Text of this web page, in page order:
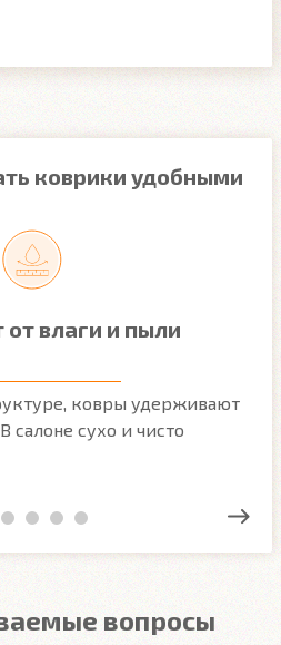
коврики удобными
влаги и пыли
ковры удерживают
салоне сухо и чисто
вопросы